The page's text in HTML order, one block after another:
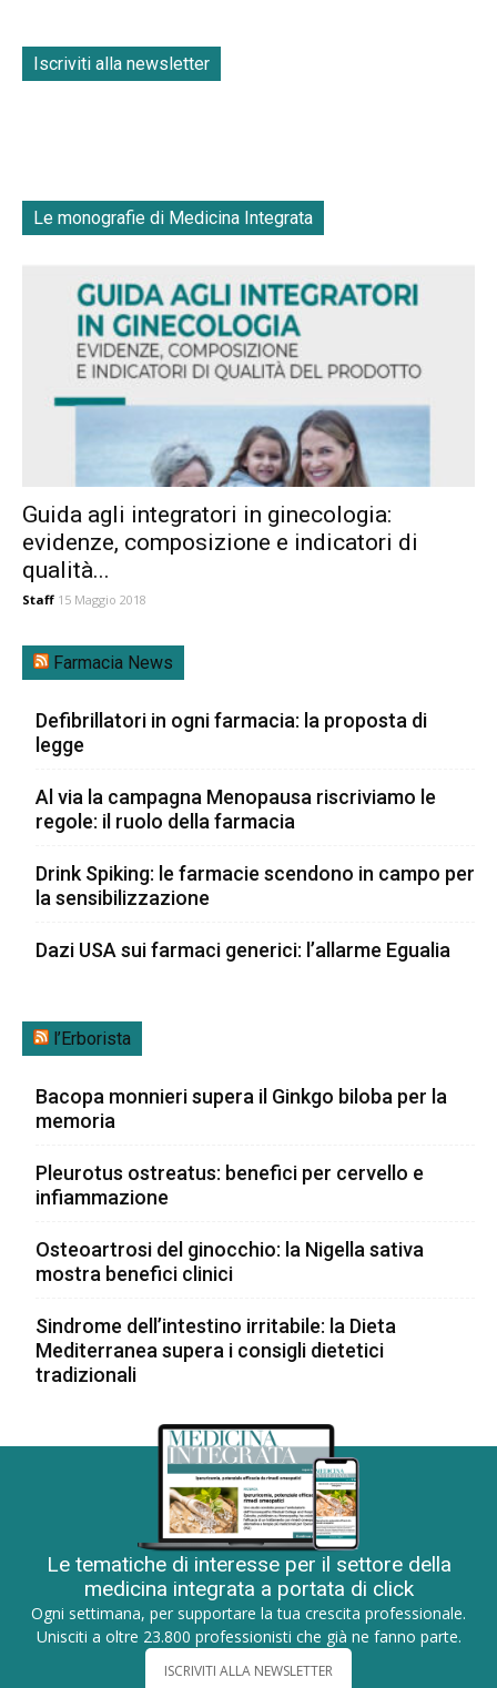
Iscriviti alla newsletter
Le monografie di Medicina Integrata
Guida agli integratori in ginecologia:
evidenze, composizione e indicatori di
qualità...
Staff 15 Maggio 2018
Farmacia News
Defibrillatori in ogni farmacia: la proposta di
legge
Al via la campagna Menopausa riscriviamo le
regole: il ruolo della farmacia
Drink Spiking: le farmacie scendono in campo per
la sensibilizzazione
Dazi USA sui farmaci generici: l’allarme Egualia
l’Erborista
Bacopa monnieri supera il Ginkgo biloba per la
memoria
Pleurotus ostreatus: benefici per cervello e
infiammazione
Osteoartrosi del ginocchio: la Nigella sativa
mostra benefici clinici
Sindrome dell’intestino irritabile: la Dieta
Mediterranea supera i consigli dietetici
tradizionali
Le tematiche di interesse per il settore della
medicina integrata a portata di click
Ogni settimana, per supportare la tua crescita professionale.
Unisciti a oltre 23.800 professionisti che già ne fanno parte.
ISCRIVITI ALLA NEWSLETTER